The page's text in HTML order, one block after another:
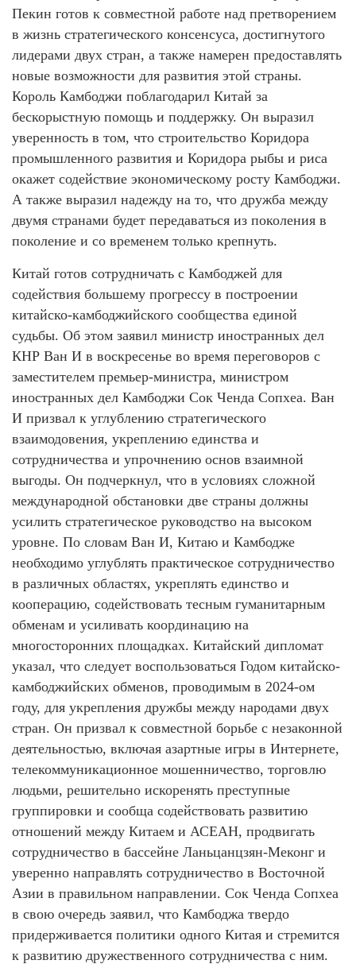
Пекин готов к совместной работе над претворением
в жизнь стратегического консенсуса, достигнутого
лидерами двух стран, а также намерен предоставлять
новые возможности для развития этой страны.
Король Камбоджи поблагодарил Китай за
бескорыстную помощь и поддержку. Он выразил
уверенность в том, что строительство Коридора
промышленного развития и Коридора рыбы и риса
окажет содействие экономическому росту Камбоджи.
А также выразил надежду на то, что дружба между
двумя странами будет передаваться из поколения в
поколение и со временем только крепнуть.
Китай готов сотрудничать с Камбоджей для
содействия большему прогрессу в построении
китайско-камбоджийского сообщества единой
судьбы. Об этом заявил министр иностранных дел
КНР Ван И в воскресенье во время переговоров с
заместителем премьер-министра, министром
иностранных дел Камбоджи Сок Ченда Сопхеа. Ван
И призвал к углублению стратегического
взаимодовения, укреплению единства и
сотрудничества и упрочнению основ взаимной
выгоды. Он подчеркнул, что в условиях сложной
международной обстановки две страны должны
усилить стратегическое руководство на высоком
уровне. По словам Ван И, Китаю и Камбодже
необходимо углублять практическое сотрудничество
в различных областях, укреплять единство и
кооперацию, содействовать тесным гуманитарным
обменам и усиливать координацию на
многосторонних площадках. Китайский дипломат
указал, что следует воспользоваться Годом китайско-
камбоджийских обменов, проводимым в 2024-ом
году, для укрепления дружбы между народами двух
стран. Он призвал к совместной борьбе с незаконной
деятельностью, включая азартные игры в Интернете,
телекоммуникационное мошенничество, торговлю
людьми, решительно искоренять преступные
группировки и сообща содействовать развитию
отношений между Китаем и АСЕАН, продвигать
сотрудничество в бассейне Ланьцанцзян-Меконг и
уверенно направлять сотрудничество в Восточной
Азии в правильном направлении. Сок Ченда Сопхеа
в свою очередь заявил, что Камбоджа твердо
придерживается политики одного Китая и стремится
к развитию дружественного сотрудничества с ним.